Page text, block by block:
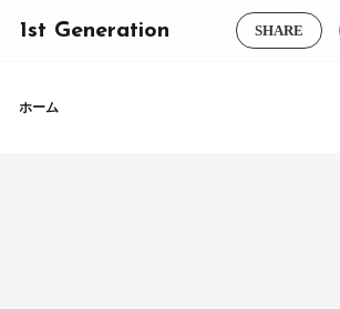
1st Generation SHARE
ホーム